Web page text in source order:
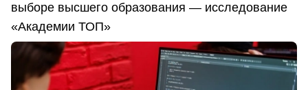
выборе высшего образования — исследование
«Академии ТОП»